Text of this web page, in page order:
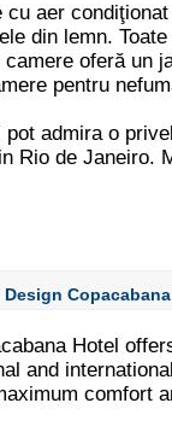
cu aer
din lemn.
oferă un
pentru
admira o
Rio de Janeiro.
Design
Hotel
and
comfort